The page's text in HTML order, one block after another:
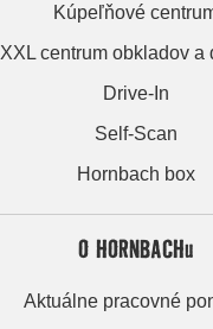
Kúpeľňové
XXL centrum obkladov a
Drive-In
Self-Scan
Hornbach box
O HORNBACHu
Aktuálne pracovné